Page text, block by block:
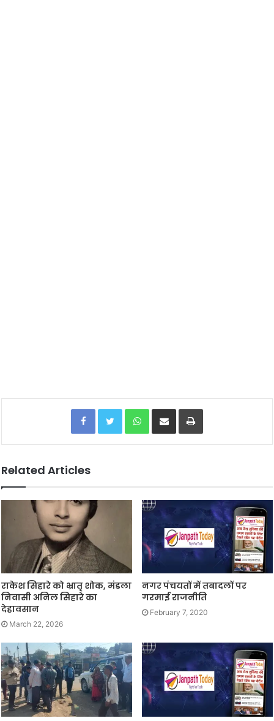
Facebook Twitter WhatsApp
Related Articles
राकेश सिहारे को भ्रातृ शोक, मंडला
निवासी अनिल सिहारे का
देहावसान
March 22, 2026
नगर पंचयतों में तबादलों पर
गरमाई राजनीति
February 7, 2020